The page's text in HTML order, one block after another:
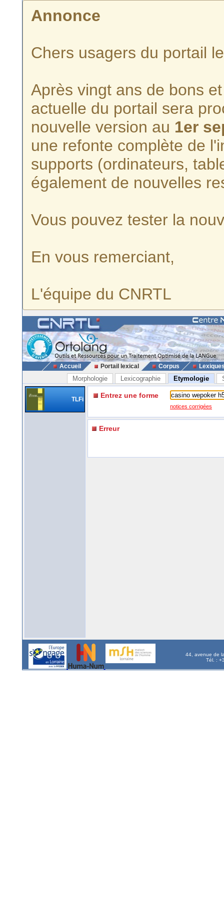
Annonce
Chers usagers du portail
Après vingt ans de bons
actuelle du portail sera
nouvelle version au 1er
une refonte complète de
supports (ordinateurs,
également de nouvelles
Vous pouvez tester la
En vous remerciant,
L'équipe du CNRTL
Accueil Portail lexical Corpus
Morphologie Lexicographie Etymologie
TLFi Entrez une forme
notices corrigées
Erreur
44, avenue de
Tél. :